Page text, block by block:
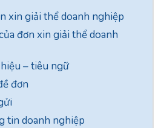
xin giải thể doanh nghiệp
đơn xin giải thể doanh
– tiêu ngữ
đơn
tin doanh nghiệp